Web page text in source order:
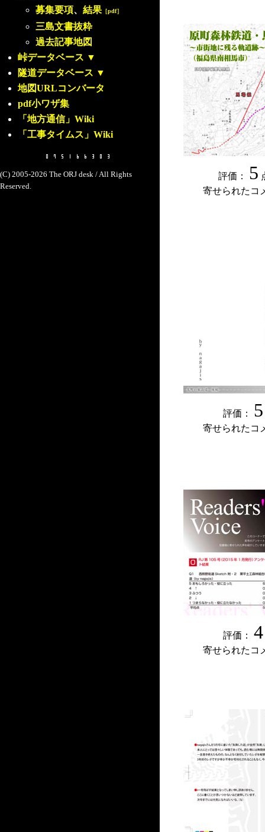
募集要項、 結果 ［pdf］
三島文書抜粋
過去記事地図
峠データベース ▼
隧道データベース ▼
地図URLコンバータ
pdf小ワザ集
「地方通信」Wiki
「工事タイムス」Wiki
(C) 2005-2026 The ORJ desk / All Rights
Reserved.
評価： 5
寄せられたコ
評価： 5
寄せられたコ
評価： 4
寄せられたコ